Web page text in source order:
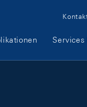
Meta
Services